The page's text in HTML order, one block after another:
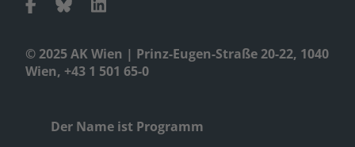
© 2025 AK Wien | Prinz-Eugen-Straße 20-22, 1040
Wien, +43 1 501 65-0
Der Name ist Programm